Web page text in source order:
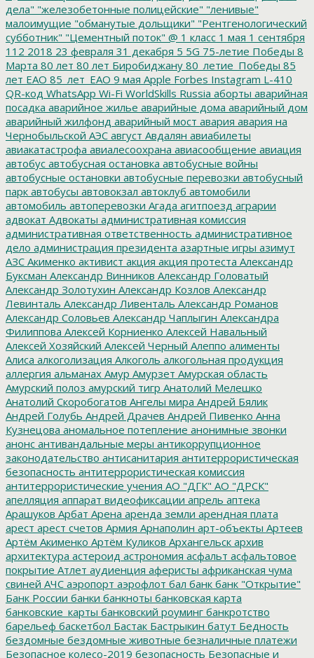
дела" "железобетонные полицейские" "ленивые"
малоимущие "обманутые дольщики" "Рентгенологический
субботник" "Цементный поток" @ 1 класс 1 мая 1 сентября
112 2018 23 февраля 31 декабря 5 5G 75-летие Победы 8
Марта 80 лет 80 лет Биробиджану 80_летие_Победы 85
лет ЕАО 85_лет_ЕАО 9 мая Apple Forbes Instagram L-410
QR-код WhatsApp Wi-Fi WorldSkills Russia аборты аварийная
посадка аварийное жилье аварийные дома аварийный дом
аварийный жилфонд аварийный мост авария авария на
Чернобыльской АЭС август Авдалян авиабилеты
авиакатастрофа авиалесоохрана авиасообщение авиация
автобус автобусная остановка автобусные войны
автобусные остановки автобусные перевозки автобусный
парк автобусы автовокзал автоклуб автомобили
автомобиль автоперевозки Агада агитпоезд аграрии
адвокат Адвокаты административная комиссия
административная ответственность административное
дело администрация президента азартные игры азимут
АЗС Акименко активист акция акция протеста Александр
Буксман Александр Винников Александр Головатый
Александр Золотухин Александр Козлов Александр
Левинталь Александр Ливенталь Александр Романов
Александр Соловьев Александр Чаплыгин Александра
Филиппова Алексей Корниенко Алексей Навальный
Алексей Хозяйский Алексей Черный Алеппо алименты
Алиса алкоголизация Алкоголь алкогольная продукция
аллергия альманах Амур Амурзет Амурская область
Амурский полоз амурский тигр Анатолий Мелешко
Анатолий Скоробогатов Ангелы мира Андрей Бялик
Андрей Голубь Андрей Драчев Андрей Пивенко Анна
Кузнецова аномальное потепление анонимные звонки
анонс антивандальные меры антикоррупционное
законодательство антисанитария антитеррористическая
безопасность антитеррористическая комиссия
антитеррористические учения АО "ДГК" АО "ДРСК"
апелляция аппарат видеофиксации апрель аптека
Арашуков Арбат Арена аренда земли арендная плата
арест арест счетов Армия Арнаполин арт-объекты Артеев
Артём Акименко Артём Куликов Архангельск архив
архитектура астероид астрономия асфальт асфальтовое
покрытие Атлет аудиенция аферисты африканская чума
свиней АЧС аэропорт аэрофлот бал банк банк "Открытие"
Банк России банки банкноты банковская карта
банковские_карты банковский роуминг банкротство
барельеф баскетбол Бастак Бастрыкин батут Бедность
бездомные бездомные животные безналичные платежи
Безопасное колесо-2019 безопасность Безопасные и